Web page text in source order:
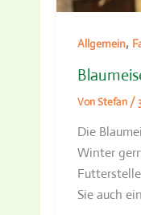
Allgemein,
VonStefan /
Die
Winter
Sie auch